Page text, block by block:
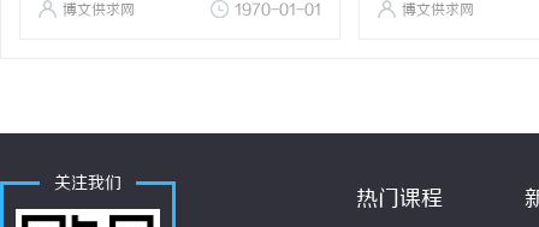
博文供求网 1970-01-01 博文供求网
关注我们
热门课程